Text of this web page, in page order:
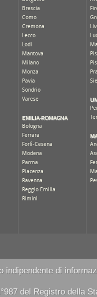
indipendente di
del Registro della